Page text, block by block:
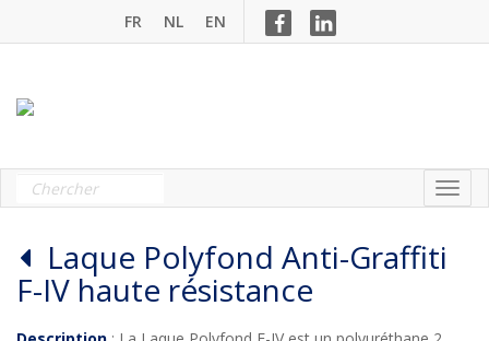
FR NL EN
Laque Polyfond Anti-Graffiti
F-IV haute résistance